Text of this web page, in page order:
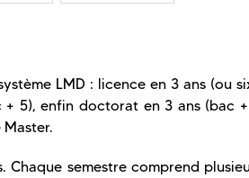
LMD : licence en 3 ans (ou
5), enfin doctorat en 3 ans (bac
semestre comprend